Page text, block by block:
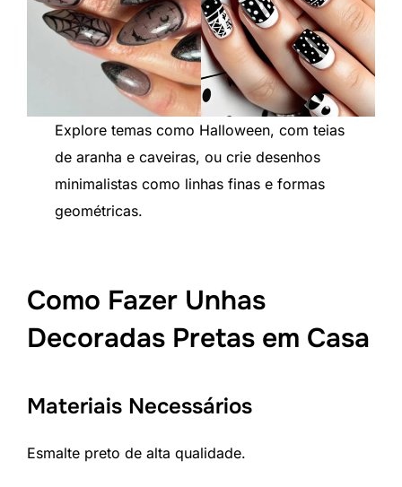
Explore temas como Halloween, com teias
de aranha e caveiras, ou crie desenhos
minimalistas como linhas finas e formas
geométricas.
Como Fazer Unhas
Decoradas Pretas em Casa
Materiais Necessários
Esmalte preto de alta qualidade.